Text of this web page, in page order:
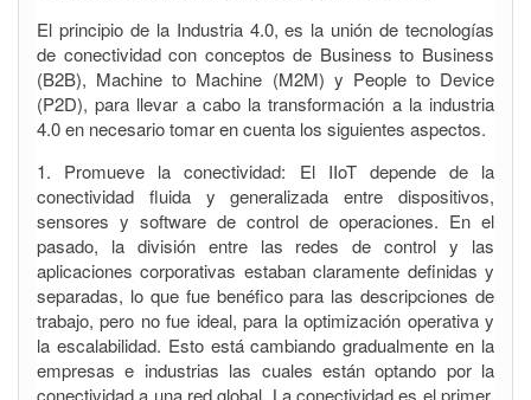
El principio de la Industria 4.0, es la unión de tecnologías
de conectividad con conceptos de Business to Business
(B2B), Machine to Machine (M2M) y People to Device
(P2D), para llevar a cabo la transformación a la industria
4.0 en necesario tomar en cuenta los siguientes aspectos.
1. Promueve la conectividad: El IIoT depende de la
conectividad fluida y generalizada entre dispositivos,
sensores y software de control de operaciones. En el
pasado, la división entre las redes de control y las
aplicaciones corporativas estaban claramente definidas y
separadas, lo que fue benéfico para las descripciones de
trabajo, pero no fue ideal, para la optimización operativa y
la escalabilidad. Esto está cambiando gradualmente en la
empresas e industrias las cuales están optando por la
conectividad a una red global. La conectividad es el primer,